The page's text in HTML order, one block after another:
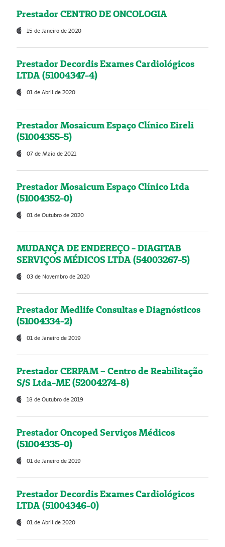
Prestador CENTRO DE ONCOLOGIA
15 de Janeiro de 2020
Prestador Decordis Exames Cardiológicos
LTDA (51004347-4)
01 de Abril de 2020
Prestador Mosaicum Espaço Clínico Eireli
(51004355-5)
07 de Maio de 2021
Prestador Mosaicum Espaço Clínico Ltda
(51004352-0)
01 de Outubro de 2020
MUDANÇA DE ENDEREÇO - DIAGITAB
SERVIÇOS MÉDICOS LTDA (54003267-5)
03 de Novembro de 2020
Prestador Medlife Consultas e Diagnósticos
(51004334-2)
01 de Janeiro de 2019
Prestador CERPAM – Centro de Reabilitação
S/S Ltda-ME (52004274-8)
18 de Outubro de 2019
Prestador Oncoped Serviços Médicos
(51004335-0)
01 de Janeiro de 2019
Prestador Decordis Exames Cardiológicos
LTDA (51004346-0)
01 de Abril de 2020